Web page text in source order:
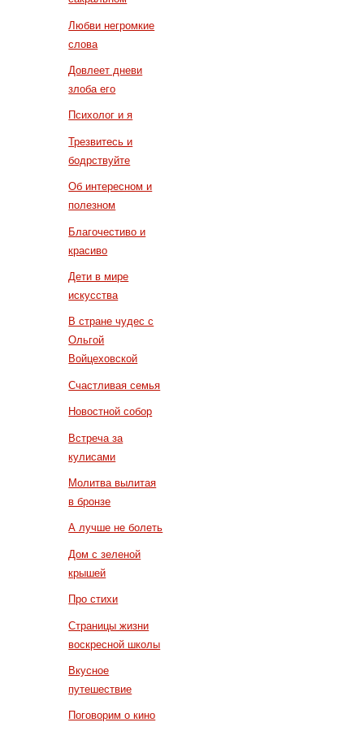
Любви негромкие
слова
Довлеет дневи
злоба его
Психолог и я
Трезвитесь и
бодрствуйте
Об интересном и
полезном
Благочестиво и
красиво
Дети в мире
искусства
В стране чудес с
Ольгой
Войцеховской
Счастливая семья
Новостной собор
Встреча за
кулисами
Молитва вылитая
в бронзе
А лучше не болеть
Дом с зеленой
крышей
Про стихи
Страницы жизни
воскресной школы
Вкусное
путешествие
Поговорим о кино